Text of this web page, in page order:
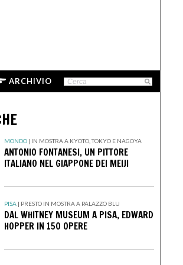
ARCHIVIO
MONDO | IN MOSTRA A KYOTO, TOKYO E NAGOYA
ANTONIO FONTANESI, UN PITTORE
ITALIANO NEL GIAPPONE DEI MEIJI
PISA | PRESTO IN MOSTRA A PALAZZO BLU
DAL WHITNEY MUSEUM A PISA, EDWARD
HOPPER IN 150 OPERE